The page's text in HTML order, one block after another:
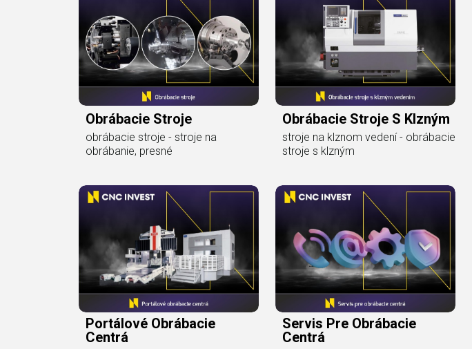
Obrábacie Stroje
obrábacie stroje - stroje na
obrábanie, presné
Obrábacie Stroje S Klzným
stroje na klznom vedení - obrábacie
stroje s klzným
Portálové Obrábacie
Centrá
Servis Pre Obrábacie
Centrá